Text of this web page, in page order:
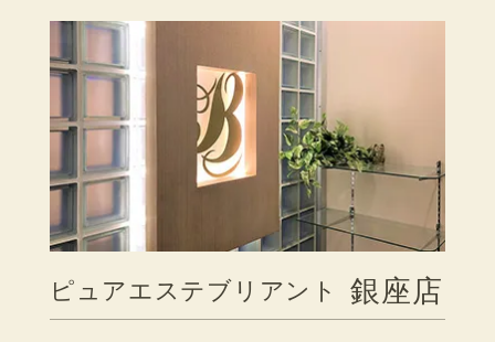
ピュアエステブリアント 銀座店